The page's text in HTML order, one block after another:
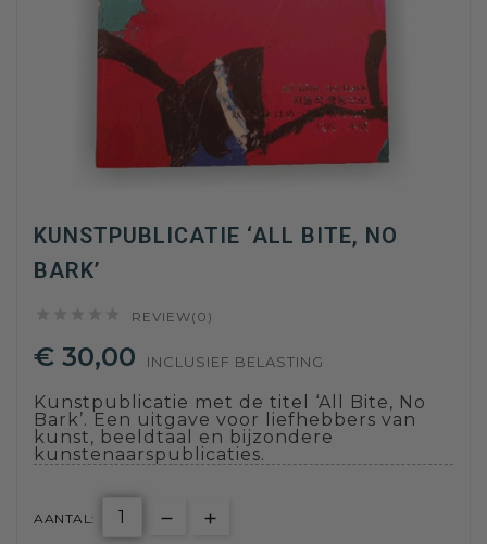
KUNSTPUBLICATIE ‘ALL BITE, NO
BARK’
REVIEW(0)
€ 30,00 INCLUSIEF BELASTING
Kunstpublicatie met de titel ‘All Bite, No
Bark’. Een uitgave voor liefhebbers van
kunst, beeldtaal en bijzondere
kunstenaarspublicaties.
AANTAL: